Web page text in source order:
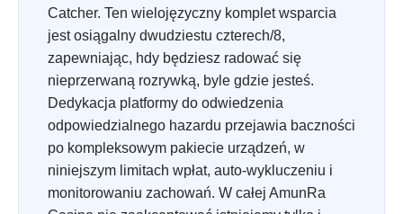
Catcher. Ten wielojęzyczny komplet wsparcia
jest osiągalny dwudziestu czterech/8,
zapewniając, hdy będziesz radować się
nieprzerwaną rozrywką, byle gdzie jesteś.
Dedykacja platformy do odwiedzenia
odpowiedzialnego hazardu przejawia baczności
po kompleksowym pakiecie urządzeń, w
niniejszym limitach wpłat, auto-wykluczeniu i
monitorowaniu zachowań. W całej AmunRa